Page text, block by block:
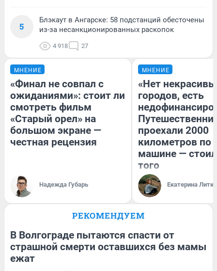
5
Блэкаут в Ангарске: 58 подстанций обесточены
из-за несанкционированных раскопок
4 918 27
МНЕНИЕ
«Финал не совпал с
ожиданиями»: стоит ли
смотреть фильм
«Старый орел» на
большом экране —
честная рецензия
Надежда Губарь
МНЕНИЕ
«Нет
городов, есть
проехали 2000
километров по
машине —
того
Екатерина
РЕКОМЕНДУЕМ
В Волгограде пытаются спасти от
страшной смерти оставшихся без мамы
ежат